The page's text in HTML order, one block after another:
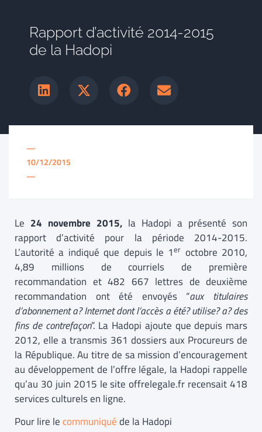
Rapport d’activité 2014-2015
de la Hadopi
—
10/12/2015
—
Le 24 novembre 2015, la Hadopi a présenté son
rapport d’activité pour la période 2014-2015.
L’autorité a indiqué que depuis le 1er octobre 2010,
4,89 millions de courriels de première
recommandation et 482 667 lettres de deuxième
recommandation ont été envoyés “aux titulaires
d’abonnement a? Internet dont l’accès a été? utilise? a? des
fins de contrefaçon”. La Hadopi ajoute que depuis mars
2012, elle a transmis 361 dossiers aux Procureurs de
la République. Au titre de sa mission d’encouragement
au développement de l’offre légale, la Hadopi rappelle
qu’au 30 juin 2015 le site offrelegale.fr recensait 418
services culturels en ligne.
Pour lire lecommuniquéde la Hadopi